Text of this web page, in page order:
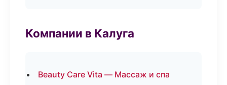
Компании в Калуга
Beauty Care Vita — Массаж и спа